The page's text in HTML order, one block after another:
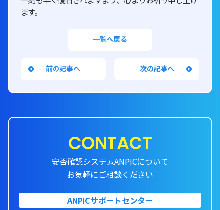
ます。
一覧へ戻る
前の記事へ 次の記事へ
CONTACT
安否確認システムANPICについて
お気軽にご相談ください
ANPICサポートセンター